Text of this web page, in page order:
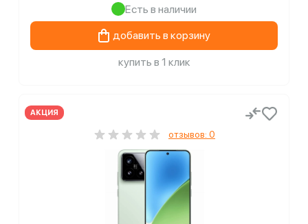
Есть в наличии
добавить в корзину
купить в 1 клик
АКЦИЯ
отзывов: 0